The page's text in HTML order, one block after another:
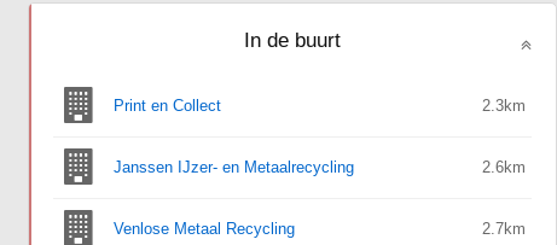
In de buurt
Print en Collect 2.3km
Janssen IJzer- en Metaalrecycling 2.6km
Venlose Metaal Recycling 2.7km